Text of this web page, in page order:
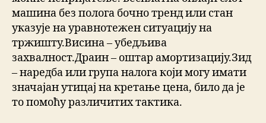
машина без полога бочно тренд или стан
указује на уравнотежен ситуацију на
тржишту.Висина – убедљива
захвалност.Драин – оштар амортизацију.Зид
– наредба или група налога који могу имати
значајан утицај на кретање цена, било да је
то помоћу различитих тактика.